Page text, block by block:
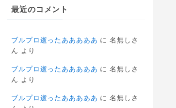
最近のコメント
ブルプロ逝ったあああああ に名無しさ
ん より
ブルプロ逝ったあああああ に名無しさ
ん より
ブルプロ逝ったあああああ に名無しさ